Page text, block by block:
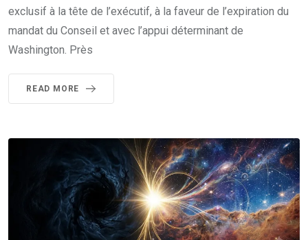
exclusif à la tête de l’exécutif, à la faveur de l’expiration du
mandat du Conseil et avec l’appui déterminant de
Washington. Près
READ MORE